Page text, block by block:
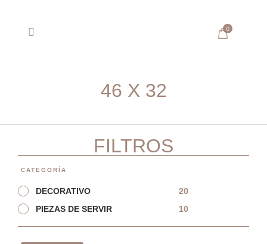
0
46 X 32
FILTROS
CATEGORÍA
DECORATIVO
20
PIEZAS DE SERVIR
10